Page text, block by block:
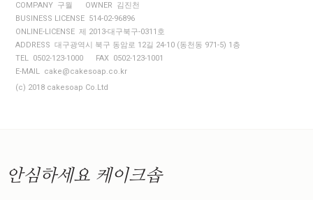
COMPANY 구월
OWNER 김진천
BUSINESS LICENSE 514-02-96896
ONLINE-LICENSE 제 2013-대구북구-0311호
ADDRESS 대구광역시 북구 동암로 12길 24-10 (동천동 971-5) 1층
TEL 0502-123-1000
FAX 0502-123-1001
E-MAIL cake@cakesoap.co.kr
(c) 2018 cakesoap Co.Ltd
안심하세요 케이크솝